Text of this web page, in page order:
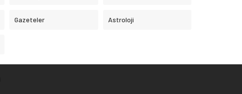
Gazeteler Astroloji